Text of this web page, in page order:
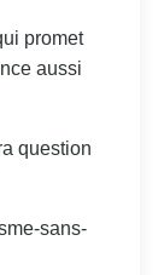
promet
aussi
question
sans-